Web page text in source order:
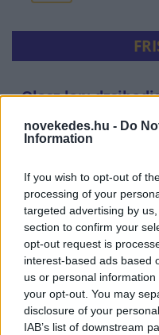
novekedes.hu - Do
Information
If you wish to opt-out of
processing of your
targeted advertising by
section to confirm your
opt-out request is
interest-based ads based
us or personal
your opt-out. You may
disclosure of your
IAB’s list of downstream
Olasz lap:
ceutai
figyelmeztetnek a